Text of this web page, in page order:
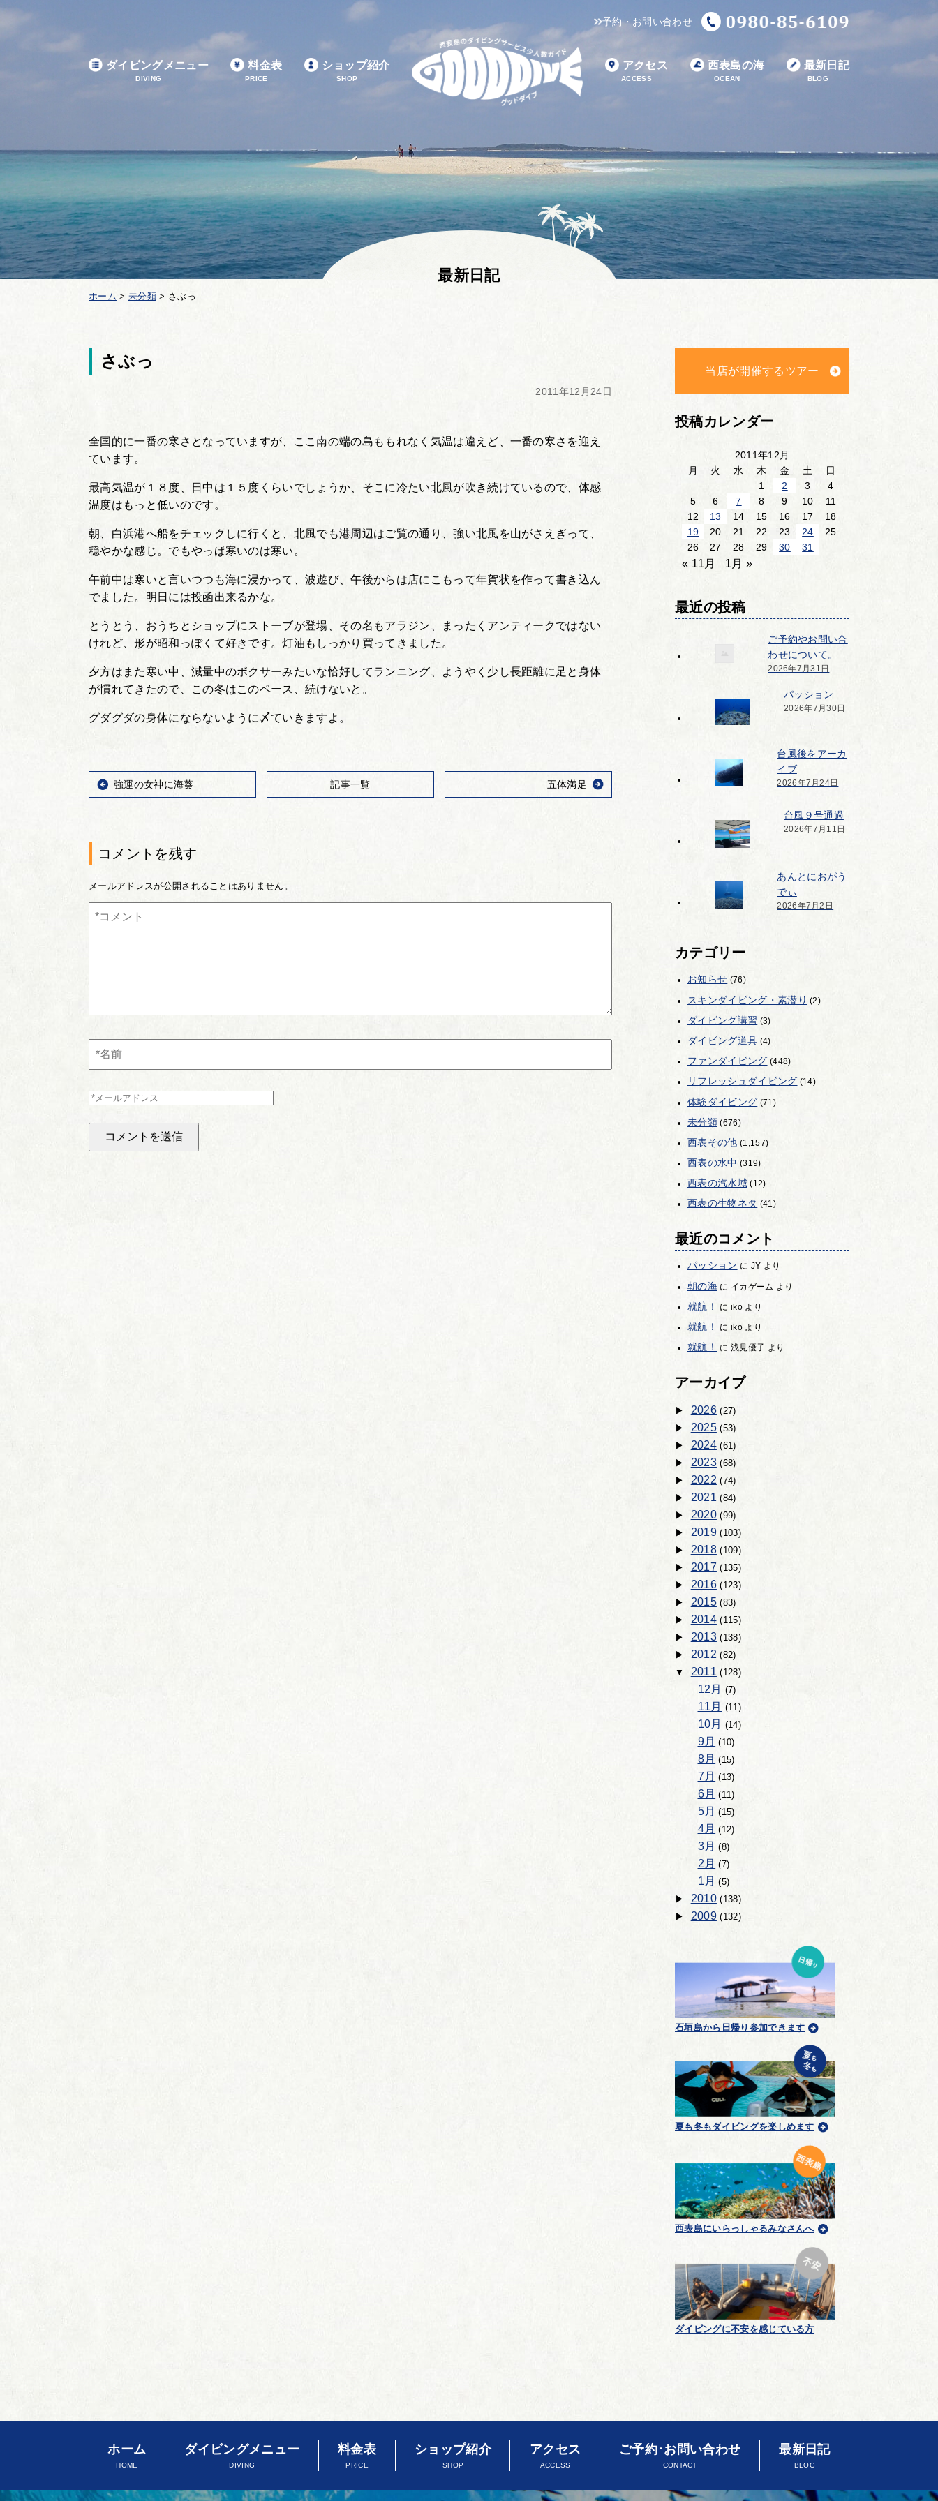
予約・お問い合わせ
ダイビングメニュー
DIVING
料金表
PRICE
ショップ紹介
SHOP
アクセス
ACCESS
西表島の海
OCEAN
最新日記
BLOG
最新日記
ホーム > 未分類> さぶっ
さぶっ
2011年12月24日
全国的に一番の寒さとなっていますが、ここ南の端の島ももれなく気温は違えど、一番の寒さを迎え
ています。
最高気温が１８度、日中は１５度くらいでしょうか、そこに冷たい北風が吹き続けているので、体感
温度はもっと低いのです。
朝、白浜港へ船をチェックしに行くと、北風でも港周辺はご覧の通り、強い北風を山がさえぎって、
穏やかな感じ。でもやっぱ寒いのは寒い。
午前中は寒いと言いつつも海に浸かって、波遊び、午後からは店にこもって年賀状を作って書き込ん
でました。明日には投函出来るかな。
とうとう、おうちとショップにストーブが登場、その名もアラジン、まったくアンティークではない
けれど、形が昭和っぽくて好きです。灯油もしっかり買ってきました。
夕方はまた寒い中、減量中のボクサーみたいな恰好してランニング、ようやく少し長距離に足と身体
が慣れてきたので、この冬はこのペース、続けないと。
グダグダの身体にならないように〆ていきますよ。
強運の女神に海葵 記事一覧 五体満足
コメントを残す
メールアドレスが公開されることはありません。
当店が開催するツアー
投稿カレンダー
2011年12月
月
火 水 木 金 土
日
1
2 3
4
5
6 7 8 9 10
11
12
13 14 15 16 17
18
19
20 21 22 23 24
25
26
27 28 29 30 31
« 11月 1月 »
最近の投稿
ご予約やお問い合
わせについて。
2026年7月31日
パッション
2026年7月30日
台風後をアーカ
イブ
2026年7月24日
台風９号通過
2026年7月11日
あんとにおがう
でぃ
2026年7月2日
カテゴリー
お知らせ (76)
スキンダイビング・素潜り (2)
ダイビング講習 (3)
ダイビング道具 (4)
ファンダイビング (448)
リフレッシュダイビング (14)
体験ダイビング (71)
未分類(676)
西表その他 (1,157)
西表の水中 (319)
西表の汽水域(12)
西表の生物ネタ (41)
最近のコメント
パッション に JY より
朝の海に イカゲーム より
就航！ に ikoより
就航！ に ikoより
就航！ に 浅見優子 より
アーカイブ
2026(27)
2025(53)
2024(61)
2023(68)
2022(74)
2021(84)
2020(99)
2019(103)
2018(109)
2017 (135)
2016(123)
2015(83)
2014(115)
2013(138)
2012 (82)
2011(128)
12月 (7)
11月 (11)
10月 (14)
9月 (10)
8月 (15)
7月 (13)
6月 (11)
5月 (15)
4月 (12)
3月 (8)
2月 (7)
1月 (5)
2010(138)
2009(132)
石垣島から日帰り参加できます
夏も冬もダイビングを楽しめます
西表島にいらっしゃるみなさんへ
ダイビングに不安を感じている方
ホーム
HOME
ダイビングメニュー
DIVING
料金表
PRICE
ショップ紹介
SHOP
アクセス
ACCESS
ご予約･お問い合わせ
CONTACT
最新日記
BLOG